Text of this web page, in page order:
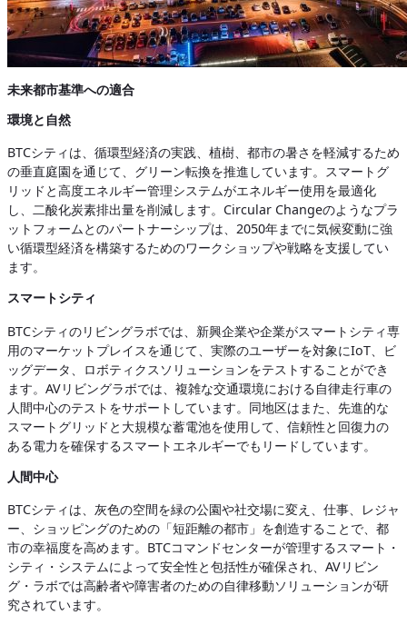
未来都市基準への適合
環境と自然
BTCシティは、循環型経済の実践、植樹、都市の暑さを軽減するため
の垂直庭園を通じて、グリーン転換を推進しています。スマートグ
リッドと高度エネルギー管理システムがエネルギー使用を最適化
し、二酸化炭素排出量を削減します。Circular Changeのようなプラ
ットフォームとのパートナーシップは、2050年までに気候変動に強
い循環型経済を構築するためのワークショップや戦略を支援してい
ます。
スマートシティ
BTCシティのリビングラボでは、新興企業や企業がスマートシティ専
用のマーケットプレイスを通じて、実際のユーザーを対象にIoT、ビ
ッグデータ、ロボティクスソリューションをテストすることができ
ます。AVリビングラボでは、複雑な交通環境における自律走行車の
人間中心のテストをサポートしています。同地区はまた、先進的な
スマートグリッドと大規模な蓄電池を使用して、信頼性と回復力の
ある電力を確保するスマートエネルギーでもリードしています。
人間中心
BTCシティは、灰色の空間を緑の公園や社交場に変え、仕事、レジャ
ー、ショッピングのための「短距離の都市」を創造することで、都
市の幸福度を高めます。BTCコマンドセンターが管理するスマート・
シティ・システムによって安全性と包括性が確保され、AVリビン
グ・ラボでは高齢者や障害者のための自律移動ソリューションが研
究されています。